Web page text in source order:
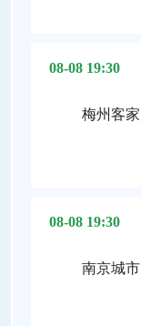
08-08 19:30
梅州客家
08-08 19:30
南京城市